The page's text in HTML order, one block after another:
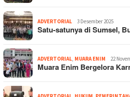
ADVERTORIAL 3 Desember 2025
Satu-satunya di Sumsel,
ADVERTORIAL MUARA ENIM 22
Muara Enim Bergelora